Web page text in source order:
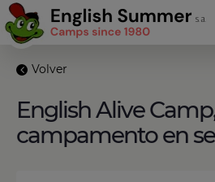
Volver
English Alive Camp,
campamento en